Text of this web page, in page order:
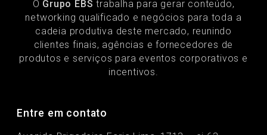
O Grupo EBS trabalha para gerar conteúdo,
networking qualificado e negócios para toda a
cadeia produtiva deste mercado, reunindo
clientes finais, agências e fornecedores de
produtos e serviços para eventos corporativos e
incentivos.
Entre em contato